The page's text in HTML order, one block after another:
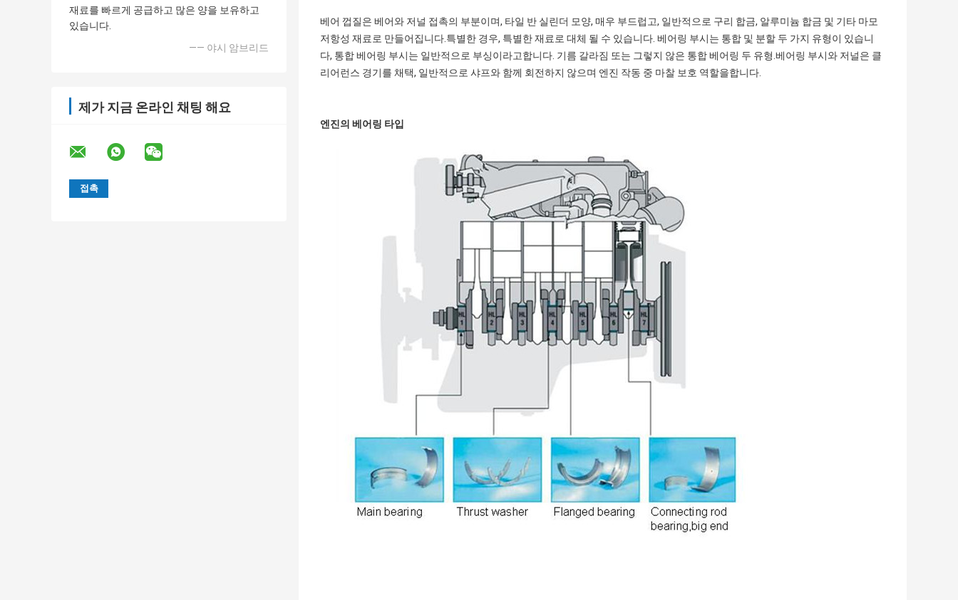
재료를 빠르게 공급하고 많은 양을 보유하고
있습니다.
—— 야시 암브리드
제가 지금 온라인 채팅 해요
베어 껍질은 베어와 저널 접촉의 부분이며, 타일 반 실린더 모양, 매우 부드럽고, 일반적으로 구리 합금, 알루미늄 합금 및 기타 마모
저항성 재료로 만들어집니다.특별한 경우, 특별한 재료로 대체 될 수 있습니다. 베어링 부시는 통합 및 분할 두 가지 유형이 있습니
다, 통합 베어링 부시는 일반적으로 부싱이라고합니다. 기름 갈라짐 또는 그렇지 않은 통합 베어링 두 유형.베어링 부시와 저널은 클
리어런스 경기를 채택, 일반적으로 샤프와 함께 회전하지 않으며 엔진 작동 중 마찰 보호 역할을합니다.
엔진의 베어링 타입